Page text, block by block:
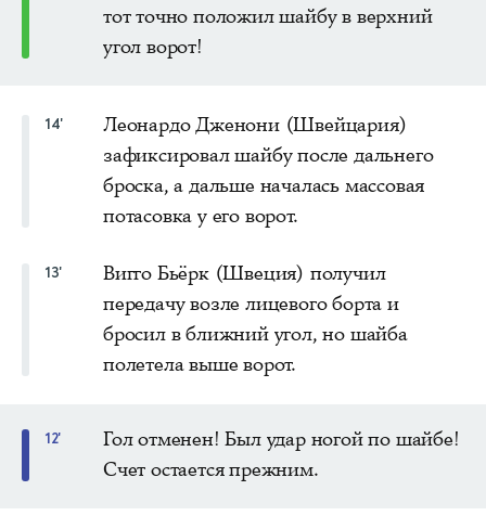
тот точно положил шайбу в верхний
угол ворот!
14'
Леонардо Дженони (Швейцария)
зафиксировал шайбу после дальнего
броска, а дальше началась массовая
потасовка у его ворот.
13'
Вигго Бьёрк (Швеция) получил
передачу возле лицевого борта и
бросил в ближний угол, но шайба
полетела выше ворот.
12'
Гол отменен! Был удар ногой по шайбе!
Счет остается прежним.